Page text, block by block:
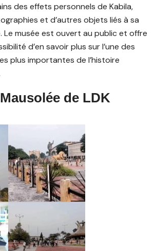
des effets personnels de Kabila,
et d’autres objets liés à sa
Le musée est ouvert au public et offre
d’en savoir plus sur l’une des
plus importantes de l’histoire
de LDK